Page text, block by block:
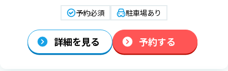
予約必須 駐車場あり
詳細を見る 予約する